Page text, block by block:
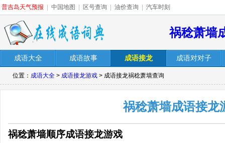
普吉岛天气预报 中国地图 区号查询 油价查询 汽车时刻
祸稔萧墙
成语大全 成语故事 成语接龙 成语对对子
位置： 成语大全 > 成语接龙游戏 > 成语接龙祸稔萧墙查询
祸稔萧墙成语接龙
祸稔萧墙顺序成语接龙游戏